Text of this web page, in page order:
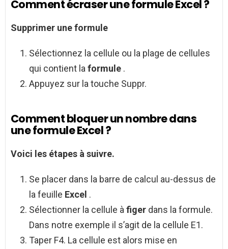
Comment écraser une formule Excel ?
Supprimer uneformule
Sélectionnez la cellule ou la plage de cellules
qui contient la formule .
Appuyez sur la touche Suppr.
Comment bloquer un nombre dans
une formule Excel ?
Voici les étapes à suivre.
Se placer dans la barre de calcul au-dessus de
la feuille Excel .
Sélectionner la cellule à figer dans la formule.
Dans notre exemple il s’agit de la cellule E1.
Taper F4. La cellule est alors mise en